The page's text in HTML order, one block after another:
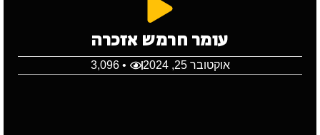
עומר חרמש אזכרה
אוקטובר 25, 2024 • 3,096